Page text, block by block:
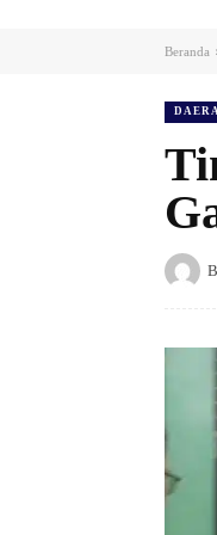
Beranda